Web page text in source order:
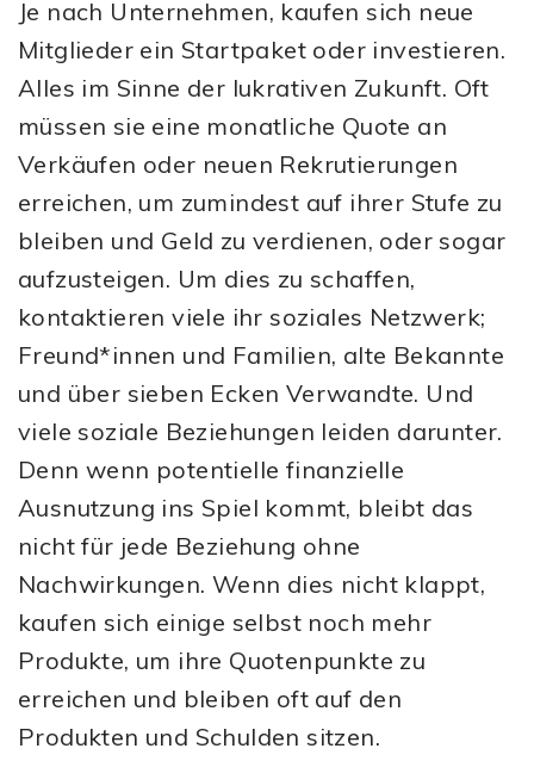
Je nach Unternehmen, kaufen sich neue
Mitglieder ein Startpaket oder investieren.
Alles im Sinne der lukrativen Zukunft. Oft
müssen sie eine monatliche Quote an
Verkäufen oder neuen Rekrutierungen
erreichen, um zumindest auf ihrer Stufe zu
bleiben und Geld zu verdienen, oder sogar
aufzusteigen. Um dies zu schaffen,
kontaktieren viele ihr soziales Netzwerk;
Freund*innen und Familien, alte Bekannte
und über sieben Ecken Verwandte. Und
viele soziale Beziehungen leiden darunter.
Denn wenn potentielle finanzielle
Ausnutzung ins Spiel kommt, bleibt das
nicht für jede Beziehung ohne
Nachwirkungen. Wenn dies nicht klappt,
kaufen sich einige selbst noch mehr
Produkte, um ihre Quotenpunkte zu
erreichen und bleiben oft auf den
Produkten und Schulden sitzen.